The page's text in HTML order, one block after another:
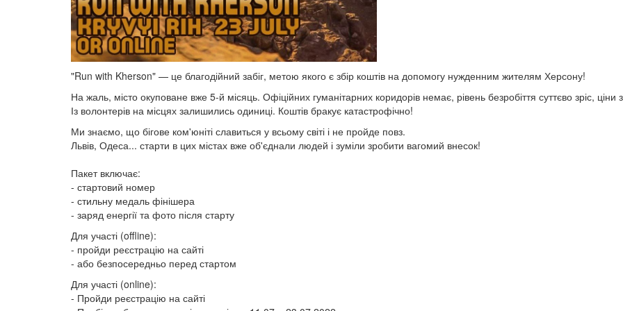
"Run with Kherson" — це благодійний забіг, метою якого є збір коштів на допомогу нужденним жителям Херсону!
На жаль, місто окуповане вже 5-й місяць. Офіційних гуманітарних коридорів немає, рівень безробіття суттєво зріс, ціни
Із волонтерів на місцях залишились одиниці. Коштів бракує катастрофічно!
Ми знаємо, що бігове ком'юніті славиться у всьому світі і не пройде повз.
​​​​​​​Львів, Одеса... старти в цих містах вже об'єднали людей і зуміли зробити вагомий внесок!
Пакет включає:
- стартовий номер
- стильну медаль фінішера
- заряд енергії та фото після старту
Для участі (offline):
- пройди реєстрацію на сайті
- або безпосередньо перед стартом
Для участі (online):
- Пройди реєстрацію на сайті